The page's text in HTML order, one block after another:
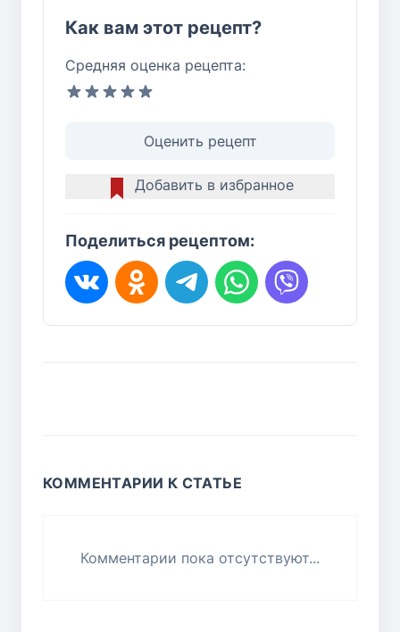
Как вам этот рецепт?
Средняя оценка рецепта:
Оценить рецепт
Добавить в избранное
Поделиться рецептом:
КОММЕНТАРИИ К СТАТЬЕ
Комментарии пока отсутствуют...